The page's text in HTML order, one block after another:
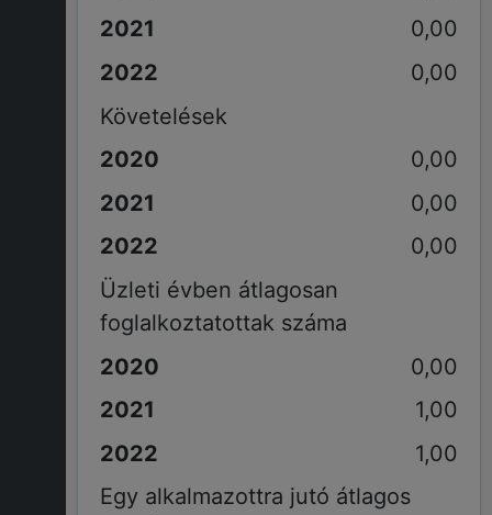
0,00
0,00
Követelések
0,00
0,00
0,00
Üzleti évben átlagosan
foglalkoztatottak száma
0,00
1,00
1,00
Egy alkalmazottra jutó átlagos